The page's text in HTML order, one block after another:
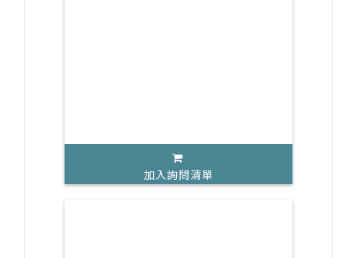
加入詢問清單